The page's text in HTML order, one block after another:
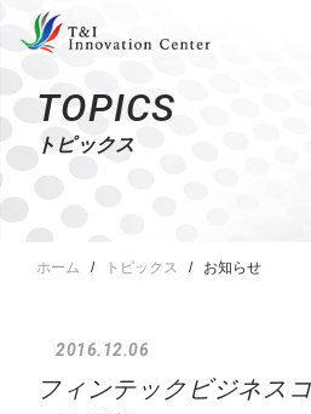
TOPICS
トピックス
ホーム トピックス お知らせ
2016.12.06
フィンテックビジネス